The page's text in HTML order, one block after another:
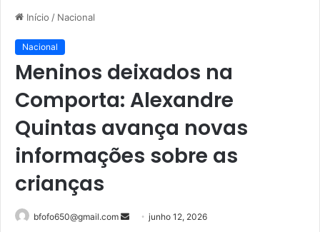
Início / Nacional
Nacional
Meninos deixados na
Comporta: Alexandre
Quintas avança novas
informações sobre as
crianças
bfofo650@gmail.com
Mandejunho 12, 2026